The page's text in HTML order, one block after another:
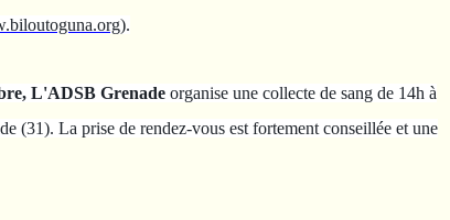
).
L'ADSB Grenade organise une collecte de sang de 14h à
(31). La prise de rendez-vous est fortement conseillée et une